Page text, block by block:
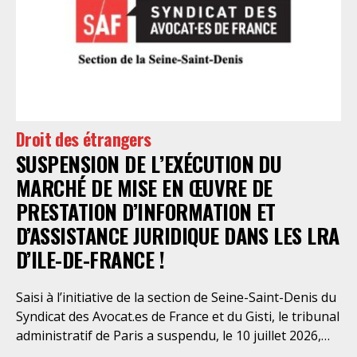
en évidence des violations graves des droits les plus
élémentaires. Saisi par le SAF Paris et la LDH, avec
l’intervention volontaire de l’association Avocats
Droits et Psychiatrie, le tribunal administratif de Paris
Paris en avait interjeté appel. Par ordonnance du 4
août dernier, le Conseil d’Etat a aboli les privilèges
dont l’infirmerie psychiatrique de la préfecture de
police a depuis trop longtemps
Droit des étrangers
SUSPENSION DE L’EXÉCUTION DU
MARCHÉ DE MISE EN ŒUVRE DE
PRESTATION D’INFORMATION ET
D’ASSISTANCE JURIDIQUE DANS LES LRA
D’ILE-DE-FRANCE !
Saisi à l’initiative de la section de Seine-Saint-Denis du
Syndicat des Avocat.es de France et du Gisti, le tribunal
administratif de Paris a suspendu, le 10 juillet 2026,